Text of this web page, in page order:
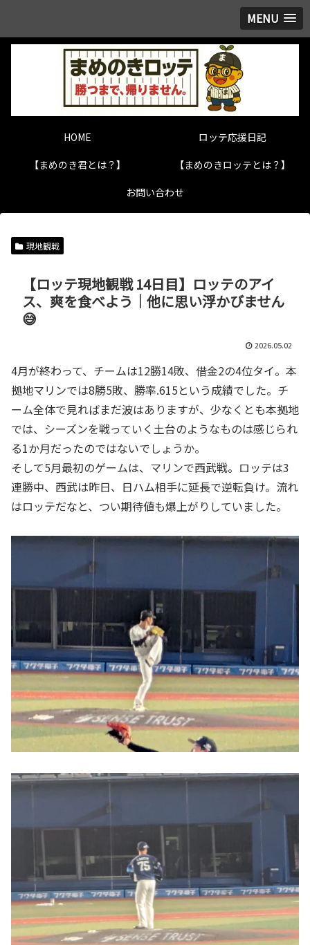
MENU
HOME
ロッテ応援日記
【まめのき君とは？】
【まめのきロッテとは？】
お問い合わせ
現地観戦
【ロッテ現地観戦 14日目】ロッテのアイ
ス、爽を食べよう｜他に思い浮かびません
😅
2026.05.02
4月が終わって、チームは12勝14敗、借金2の4位タイ。本
拠地マリンでは8勝5敗、勝率.615という成績でした。チ
ーム全体で見ればまだ波はありますが、少なくとも本拠地
では、シーズンを戦っていく土台のようなものは感じられ
る1か月だったのではないでしょうか。
そして5月最初のゲームは、マリンで西武戦。ロッテは3
連勝中、西武は昨日、日ハム相手に延長で逆転負け。流れ
はロッテだなと、つい期待値も爆上がりしていました。